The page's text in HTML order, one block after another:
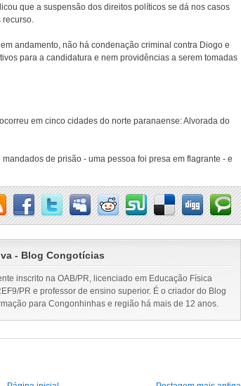
que a suspensão dos direitos políticos se dá nos casos
recurso.
andamento, não há condenação criminal contra Diogo e
para a candidatura e nem providências a serem tomadas
em cinco cidades do norte paranaense: Alvorada do
de prisão - uma pessoa foi presa em flagrante - e
- Blog Congotícias
inscrito na OAB/PR, licenciado em Educação Física
PR e professor de ensino superior. É o criador do Blog
para Congonhinhas e região há mais de 12 anos.